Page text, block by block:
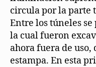
circula por la parte
Entre los túneles
la cual fueron
ahora fuera de
estampa. En esta